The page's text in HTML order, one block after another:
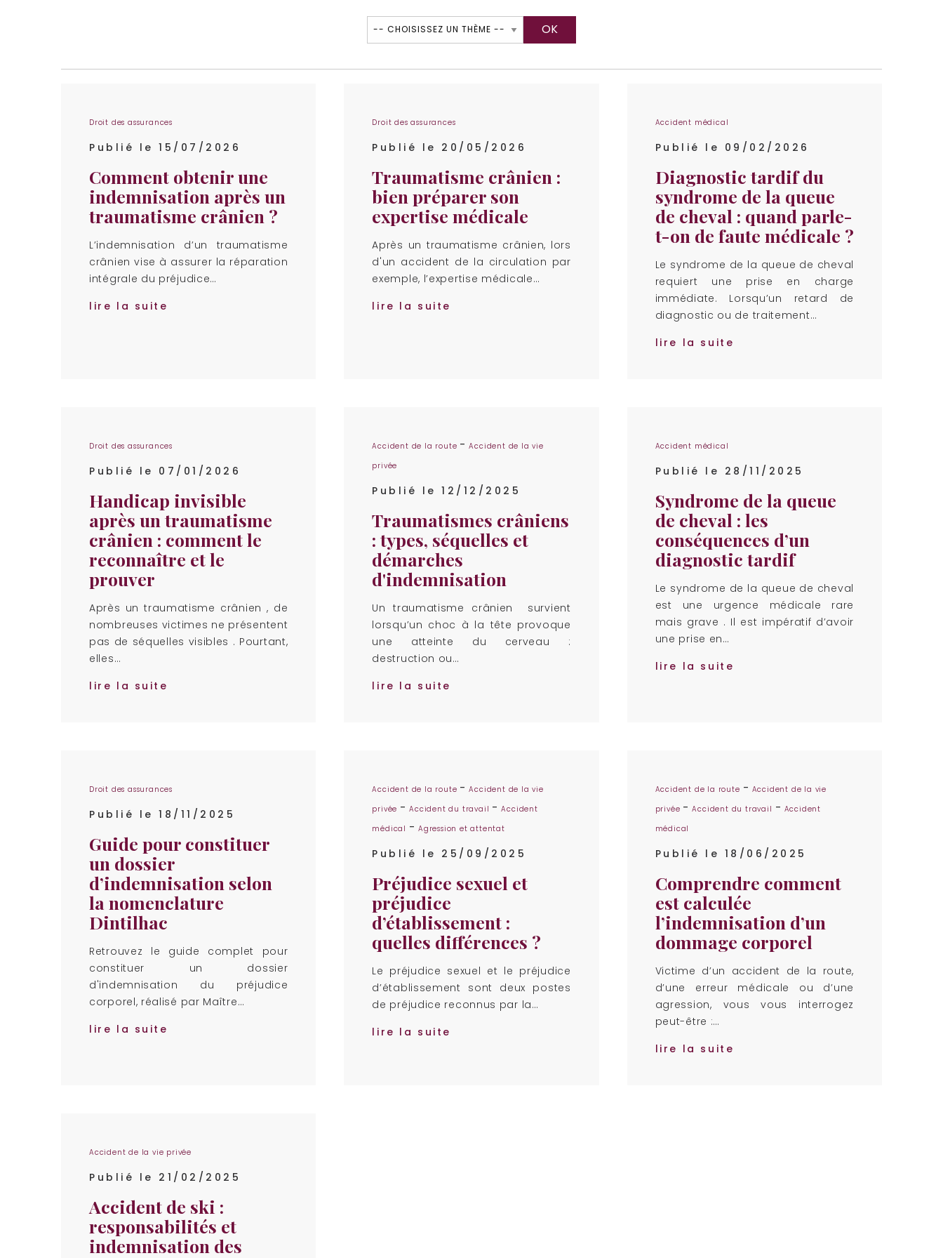
Droit des assurances
Publié le 15/07/2026
Comment obtenir une
indemnisation après un
traumatisme crânien ?
L’indemnisation d’un traumatisme
crânien vise à assurer la réparation
intégrale du préjudice…
lire la suite
Droit des assurances
Publié le 20/05/2026
Traumatisme crânien :
bien préparer son
expertise médicale
Après un traumatisme crânien, lors
d'un accident de la circulation par
exemple, l’expertise médicale…
lire la suite
Accident médical
Publié le 09/02/2026
Diagnostic tardif du
syndrome de la queue
de cheval : quand parle-
t-on de faute médicale ?
Le syndrome de la queue de cheval
requiert une prise en charge
immédiate. Lorsqu’un retard de
diagnostic ou de traitement…
lire la suite
Droit des assurances
Publié le 07/01/2026
Handicap invisible
après un traumatisme
crânien : comment le
reconnaître et le
prouver
Après un traumatisme crânien , de
nombreuses victimes ne présentent
pas de séquelles visibles . Pourtant,
elles…
lire la suite
Accident de la route -Accident de la vie
privée
Publié le 12/12/2025
Traumatismes crâniens
: types, séquelles et
démarches
d'indemnisation
Un traumatisme crânien survient
lorsqu’un choc à la tête provoque
une atteinte du cerveau :
destruction ou…
lire la suite
Accident médical
Publié le 28/11/2025
Syndrome de la queue
de cheval : les
conséquences d’un
diagnostic tardif
Le syndrome de la queue de cheval
est une urgence médicale rare
mais grave . Il est impératif d’avoir
une prise en…
lire la suite
Droit des assurances
Publié le 18/11/2025
Guide pour constituer
un dossier
d’indemnisation selon
la nomenclature
Dintilhac
Retrouvez le guide complet pour
constituer un dossier
d'indemnisation du préjudice
corporel, réalisé par Maître…
lire la suite
Accident de la route -Accident de la vie
privée -Accident du travail -Accident
médical - Agression et attentat
Publié le 25/09/2025
Préjudice sexuel et
préjudice
d’établissement :
quelles différences ?
Le préjudice sexuel et le préjudice
d’établissement sont deux postes
de préjudice reconnus par la…
lire la suite
Accident de la route - Accident de la vie
privée -Accident du travail - Accident
médical
Publié le 18/06/2025
Comprendre comment
est calculée
l’indemnisation d’un
dommage corporel
Victime d’un accident de la route,
d’une erreur médicale ou d’une
agression, vous vous interrogez
peut-être :…
lire la suite
Accident de la vie privée
Publié le 21/02/2025
Accident de ski :
responsabilités et
indemnisation des